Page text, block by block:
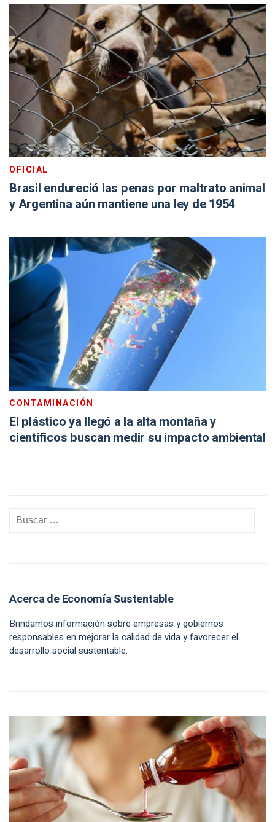
OFICIAL
Brasil endureció las penas por maltrato animal
y Argentina aún mantiene una ley de 1954
CONTAMINACIÓN
El plástico ya llegó a la alta montaña y
científicos buscan medir su impacto ambiental
Acerca de Economía Sustentable
Brindamos información sobre empresas y gobiernos
responsables en mejorar la calidad de vida y favorecer el
desarrollo social sustentable.